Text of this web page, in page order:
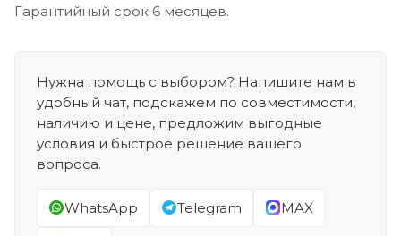
Гарантийный срок 6 месяцев.
Нужна помощь с выбором? Напишите нам в
удобный чат, подскажем по совместимости,
наличию и цене, предложим выгодные
условия и быстрое решение вашего
вопроса.
WhatsApp Telegram MAX